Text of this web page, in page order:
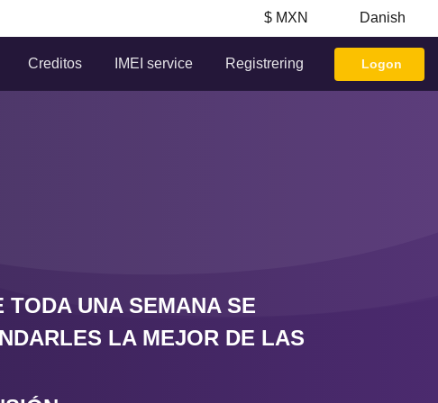
$ MXN Danish
Creditos IMEI service Registrering Logon
UNA SEMANA SE
LA MEJOR DE LAS